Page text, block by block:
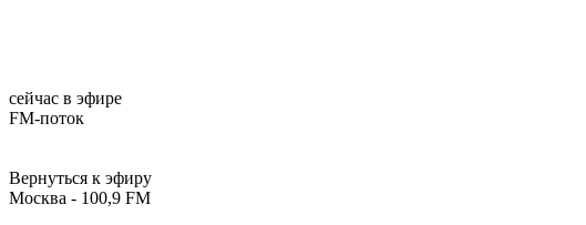
сейчас в эфире
FM-поток
Вернуться к эфиру
Москва - 100,9 FM